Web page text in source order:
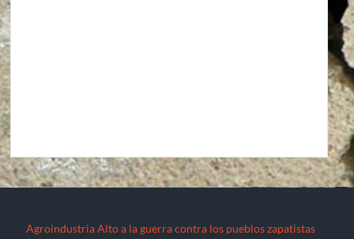
Agroindustria Alto a la guerra contra los pueblos zapatistas